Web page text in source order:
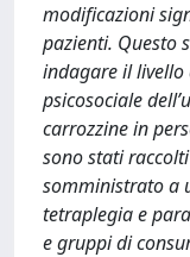
modificazioni
pazienti. Questo
indagare il livello
psicosociale
carrozzine in
sono stati
somministrato a
tetraplegia e
e gruppi di